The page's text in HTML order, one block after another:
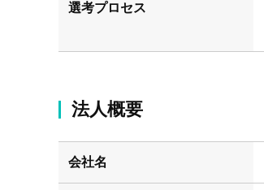
選考プロセス
法人概要
会社名